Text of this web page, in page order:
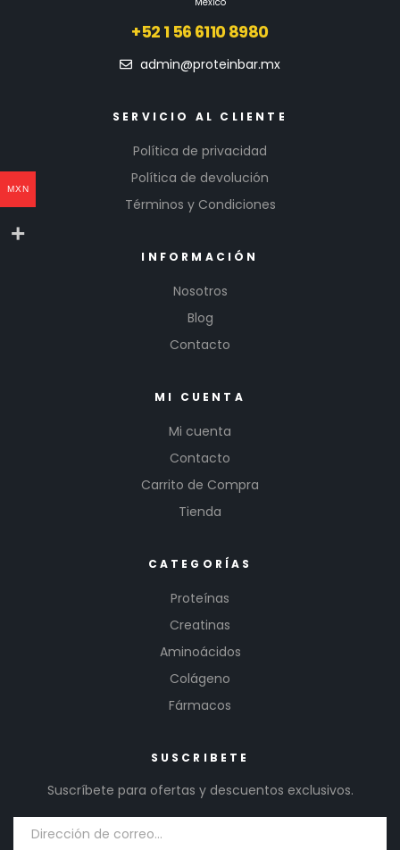
+52 1 56 6110 8980
admin@proteinbar.mx
SERVICIO AL CLIENTE
Política de privacidad
Política de devolución
Términos y Condiciones
INFORMACIÓN
Nosotros
Blog
Contacto
MI CUENTA
Mi cuenta
Contacto
Carrito de Compra
Tienda
CATEGORÍAS
Proteínas
Creatinas
Aminoácidos
Colágeno
Fármacos
SUSCRIBETE
Suscríbete para ofertas y descuentos exclusivos.
MXN